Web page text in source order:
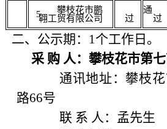
5
攀枝花市鹏
翱工贸有限公司
通
过
过
二、公示期：1个工作日。
采 购 人： 攀枝花市第
通讯地址： 攀枝
路66号
联 系 人： 孟先生